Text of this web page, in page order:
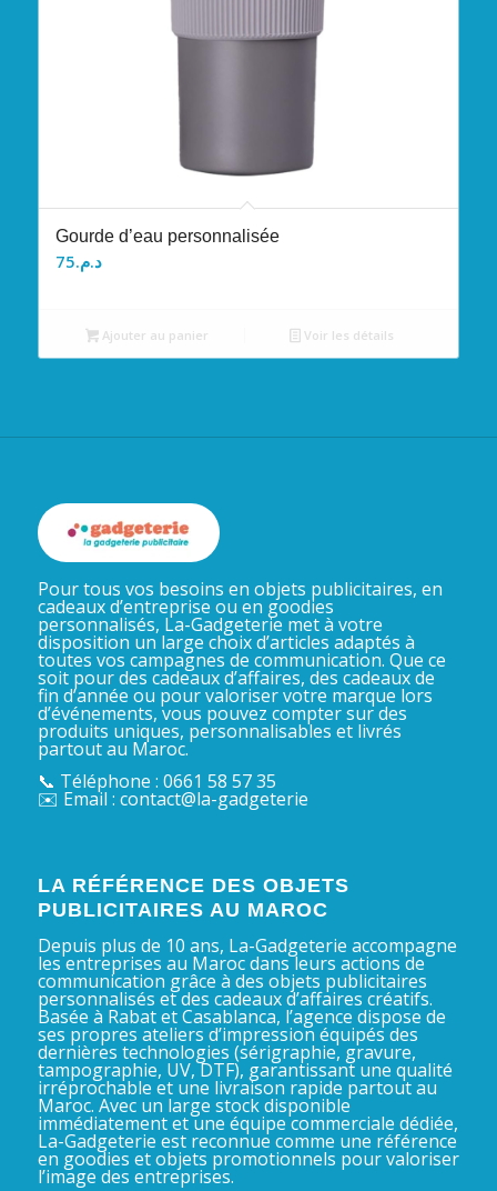
Gourde d’eau personnalisée
د.م.75
Ajouter au panier Voir les détails
Pour tous vos besoins en objets publicitaires, en
cadeaux d’entreprise ou en goodies
personnalisés, La-Gadgeterie met à votre
disposition un large choix d’articles adaptés à
toutes vos campagnes de communication. Que ce
soit pour des cadeaux d’affaires, des cadeaux de
fin d’année ou pour valoriser votre marque lors
d’événements, vous pouvez compter sur des
produits uniques, personnalisables et livrés
partout au Maroc.
📞 Téléphone : 0661 58 57 35
✉️ Email : contact@la-gadgeterie
LA RÉFÉRENCE DES OBJETS
PUBLICITAIRES AU MAROC
Depuis plus de 10 ans, La-Gadgeterie accompagne
les entreprises au Maroc dans leurs actions de
communication grâce à des objets publicitaires
personnalisés et des cadeaux d’affaires créatifs.
Basée à Rabat et Casablanca, l’agence dispose de
ses propres ateliers d’impression équipés des
dernières technologies (sérigraphie, gravure,
tampographie, UV, DTF), garantissant une qualité
irréprochable et une livraison rapide partout au
Maroc. Avec un large stock disponible
immédiatement et une équipe commerciale dédiée,
La-Gadgeterie est reconnue comme une référence
en goodies et objets promotionnels pour valoriser
l’image des entreprises.